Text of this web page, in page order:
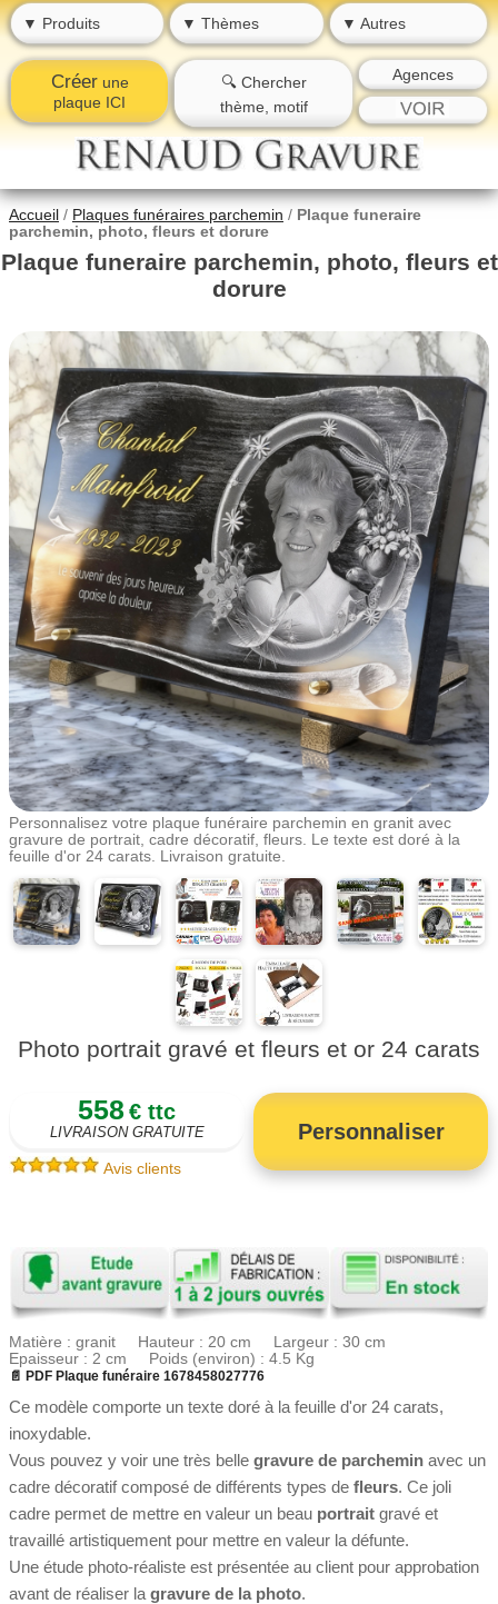
▼ Produits ▼ Thèmes ▼ Autres
Créerune
plaque ICI
🔍 Chercher
thème, motif
Agences
Accueil / Plaques funéraires parchemin / Plaque funeraire
parchemin, photo, fleurs et dorure
Plaque funeraire parchemin, photo, fleurs et
dorure
Personnalisez votre plaque funéraire parchemin en granit avec
gravure de portrait, cadre décoratif, fleurs. Le texte est doré à la
feuille d'or 24 carats. Livraison gratuite.
Photo portrait gravé et fleurs et or 24 carats
558€ ttc
LIVRAISON GRATUITE Personnaliser
Avis clients
Matière : granit Hauteur : 20 cm Largeur : 30 cm
Epaisseur : 2 cm Poids (environ) : 4.5 Kg
📄 PDF Plaque funéraire 1678458027776
Ce modèle comporte un texte doré à la feuille d'or 24 carats,
inoxydable.
Vous pouvez y voir une très belle gravure de parchemin avec un
cadre décoratif composé de différents types de fleurs. Ce joli
cadre permet de mettre en valeur un beau portrait gravé et
travaillé artistiquement pour mettre en valeur la défunte.
Une étude photo-réaliste est présentée au client pour approbation
avant de réaliser la gravure de la photo.